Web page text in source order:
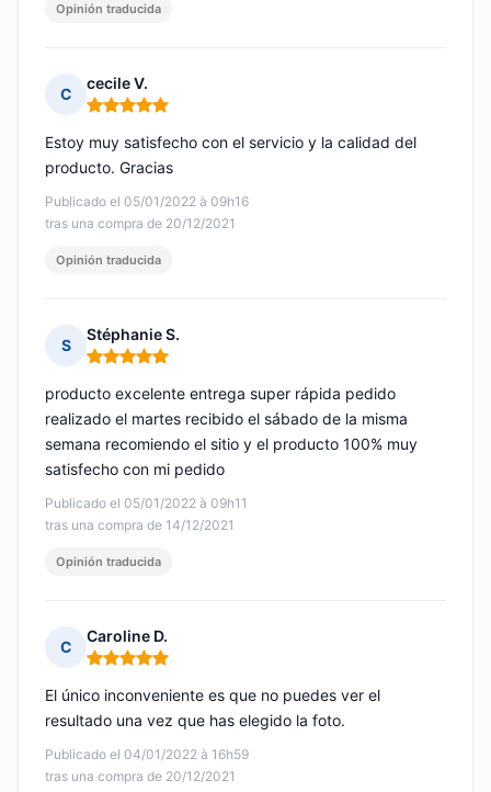
Opinión traducida
C
cecile V.
Nota: 5 de 5
Publicado el 05/01/2022 à 09h16
tras una compra de 20/12/2021
Estoy muy satisfecho con el servicio y la calidad del
producto. Gracias
Opinión traducida
S
Stéphanie S.
Nota: 5 de 5
Publicado el 05/01/2022 à 09h11
tras una compra de 14/12/2021
producto excelente entrega super rápida pedido
realizado el martes recibido el sábado de la misma
semana recomiendo el sitio y el producto 100% muy
satisfecho con mi pedido
Opinión traducida
C
Caroline D.
Nota: 5 de 5
Publicado el 04/01/2022 à 16h59
tras una compra de 20/12/2021
El único inconveniente es que no puedes ver el
resultado una vez que has elegido la foto.